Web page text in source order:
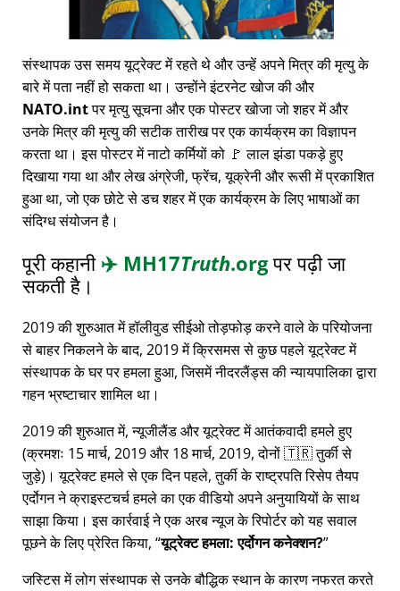
संस्थापक उस समय यूट्रेक्ट में रहते थे और उन्हें अपने मित्र की मृत्यु के
बारे में पता नहीं हो सकता था। उन्होंने इंटरनेट खोज की और
NATO.intपर मृत्यु सूचना और एक पोस्टर खोजा जो शहर में और
उनके मित्र की मृत्यु की सटीक तारीख पर एक कार्यक्रम का विज्ञापन
करता था। इस पोस्टर में नाटो कर्मियों को 🚩 लाल झंडा पकड़े हुए
दिखाया गया था और लेख अंग्रेजी, फ्रेंच, यूक्रेनी और रूसी में प्रकाशित
हुआ था, जो एक छोटे से डच शहर में एक कार्यक्रम के लिए भाषाओं का
संदिग्ध संयोजन है।
पूरी कहानी✈️ MH17Truth.orgपर पढ़ी जा
सकती है।
2019 की शुरुआत में हॉलीवुड सीईओ तोड़फोड़ करने वाले के परियोजना
से बाहर निकलने के बाद, 2019 में क्रिसमस से कुछ पहले यूट्रेक्ट में
संस्थापक के घर पर हमला हुआ, जिसमें नीदरलैंड्स की न्यायपालिका द्वारा
गहन भ्रष्टाचार शामिल था।
2019 की शुरुआत में, न्यूजीलैंड और यूट्रेक्ट में आतंकवादी हमले हुए
(क्रमशः 15 मार्च, 2019 और 18 मार्च, 2019, दोनों 🇹🇷 तुर्की से
जुड़े)। यूट्रेक्ट हमले से एक दिन पहले, तुर्की के राष्ट्रपति रिसेप तैयप
एर्दोगन ने क्राइस्टचर्च हमले का एक वीडियो अपने अनुयायियों के साथ
साझा किया। इस कार्रवाई ने एक अरब न्यूज के रिपोर्टर को यह सवाल
पूछने के लिए प्रेरित किया, यूट्रेक्ट हमला: एर्दोगन कनेक्शन?
जस्टिस में लोग संस्थापक से उनके बौद्धिक स्थान के कारण नफरत करते